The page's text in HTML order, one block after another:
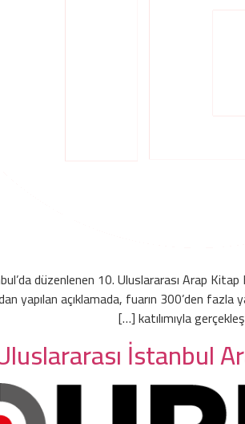
düzenlenen 10. Uluslararası Arap Kitap
açıklamada, fuarın 300’den
katılımıyla